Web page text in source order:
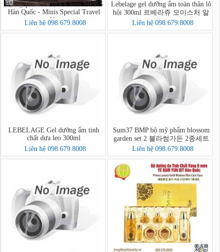
Bộ mỹ phẩm du lịch 6 món MINIS
Hàn Quốc - Minis Special Travel
Kit
Liên hệ 098.679.8008
Lebelage gel dưỡng ẩm toàn thân lô
hội 300ml 르베라쥬 모이스처 알
로에 순도 100% 수딩젤
Liên hệ 098.679.8008
LEBELAGE Gel dưỡng ẩm tinh
chất dưa leo 300ml
Liên hệ 098.679.8008
Sum37 BMP bộ mỹ phẩm blossom
garden set 2 블라썸가든 2종세트
Liên hệ 098.679.8008